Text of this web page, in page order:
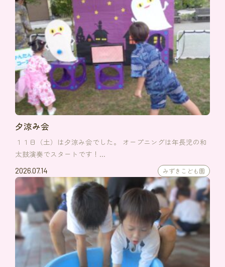
夕涼み会
１１日（土）は夕涼み会でした。 オープニングは年長児の和
太鼓演奏でスタートです！…
2026.07.14 みずきこども園